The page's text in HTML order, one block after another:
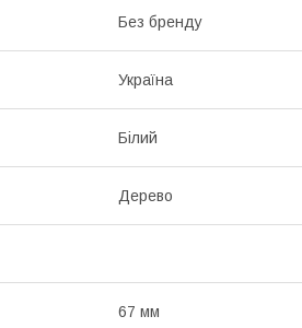
Без бренду
Україна
Білий
Дерево
67 мм